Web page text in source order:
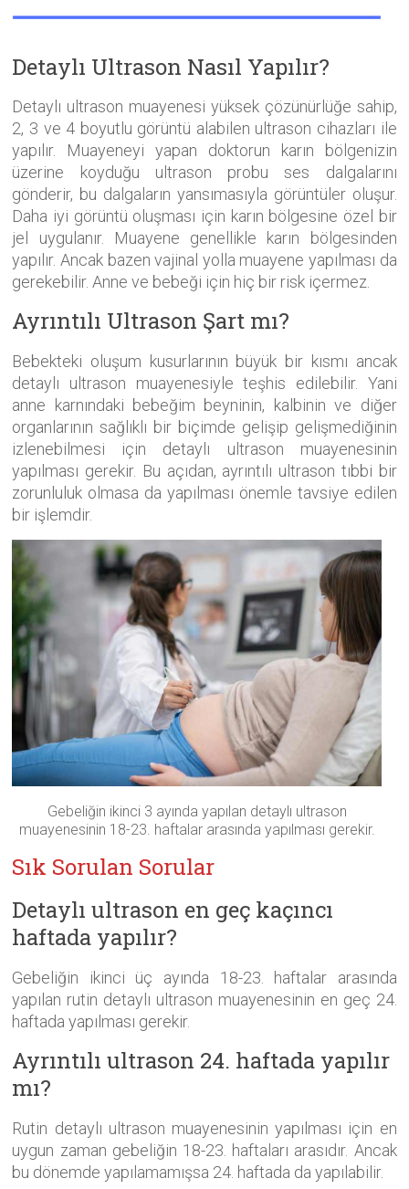
Detaylı Ultrason Nasıl Yapılır?
Detaylı ultrason muayenesi yüksek çözünürlüğe sahip,
2, 3 ve 4 boyutlu görüntü alabilen ultrason cihazları ile
yapılır. Muayeneyi yapan doktorun karın bölgenizin
üzerine koyduğu ultrason probu ses dalgalarını
gönderir, bu dalgaların yansımasıyla görüntüler oluşur.
Daha iyi görüntü oluşması için karın bölgesine özel bir
jel uygulanır. Muayene genellikle karın bölgesinden
yapılır. Ancak bazen vajinal yolla muayene yapılması da
gerekebilir. Anne ve bebeği için hiç bir risk içermez.
Ayrıntılı Ultrason Şart mı?
Bebekteki oluşum kusurlarının büyük bir kısmı ancak
detaylı ultrason muayenesiyle teşhis edilebilir. Yani
anne karnındaki bebeğim beyninin, kalbinin ve diğer
organlarının sağlıklı bir biçimde gelişip gelişmediğinin
izlenebilmesi için detaylı ultrason muayenesinin
yapılması gerekir. Bu açıdan, ayrıntılı ultrason tıbbi bir
zorunluluk olmasa da yapılması önemle tavsiye edilen
bir işlemdir.
Gebeliğin ikinci 3 ayında yapılan detaylı ultrason
muayenesinin 18-23. haftalar arasında yapılması gerekir.
Sık Sorulan Sorular
Detaylı ultrason en geç kaçıncı
haftada yapılır?
Gebeliğin ikinci üç ayında 18-23. haftalar arasında
yapılan rutin detaylı ultrason muayenesinin en geç 24.
haftada yapılması gerekir.
Ayrıntılı ultrason 24. haftada yapılır
mı?
Rutin detaylı ultrason muayenesinin yapılması için en
uygun zaman gebeliğin 18-23. haftaları arasıdır. Ancak
bu dönemde yapılamamışsa 24. haftada da yapılabilir.